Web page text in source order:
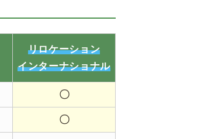
リロケーション
インターナショナル
〇
〇